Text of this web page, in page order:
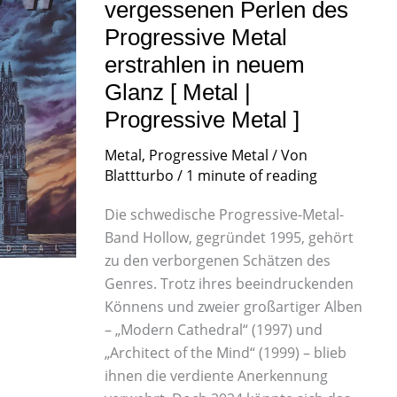
vergessenen Perlen des
Progressive Metal
erstrahlen in neuem
Glanz [ Metal |
Progressive Metal ]
Metal, Progressive Metal / Von
Blattturbo / 1 minute of reading
Die schwedische Progressive-Metal-
Band Hollow, gegründet 1995, gehört
zu den verborgenen Schätzen des
Genres. Trotz ihres beeindruckenden
Könnens und zweier großartiger Alben
– „Modern Cathedral“ (1997) und
„Architect of the Mind“ (1999) – blieb
ihnen die verdiente Anerkennung
Progressive
Metal
erstrahlen
in
neuem
Glanz
[
Metal
|
Progressive
Metal
]